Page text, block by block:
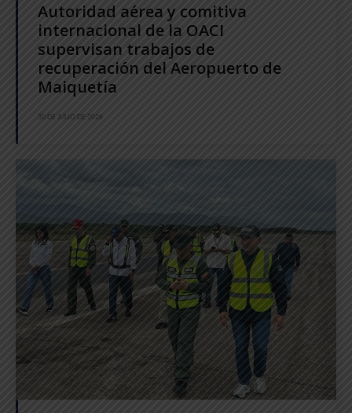
Autoridad aérea y comitiva
internacional de la OACI
supervisan trabajos de
recuperación del Aeropuerto de
Maiquetía
30 DE JULIO DE 2026